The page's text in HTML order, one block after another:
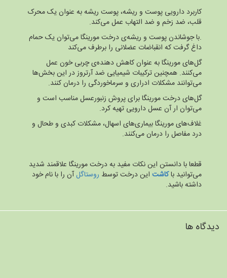
کاربرد دارویی پوست و ریشه، پوست ریشه به عنوان یک محرک
قلب، ضد زخم و ضد التهاب عمل می‌کند.
.با جوشاندن پوست و ریشه‌ی درخت مورینگا می‌توان یک حمام
داغ گرفت که انقباضات عضلانی را برطرف می‌کند
گل‌های مورینگا به عنوان کاهش‌ دهنده‌ی چربی خون عمل
می‌کنند. همچنین ترکیبات شیمیایی ضد آرتروز در این بخش‌ها
می‌توانند مشکلات ادراری و سرماخوردگی را درمان کنند.
گل‌های درخت مورینگا برای پروش زنبورعسل مناسب است و
می‌توان ار آن عسل دارویی تهیه کرد.
غلاف‌های مورینگا بیماری‌های اسهال‌، مشکلات کبدی و طحال و
درد مفاصل را درمان می‌کنند.
قطعا با دانستن این نکات مفید به درخت مورینگا علاقمند شدید
می‌توانید باکاشت این درخت توسط روستاگلآن را با نام خود
داشته باشید.
دیدگاه ها